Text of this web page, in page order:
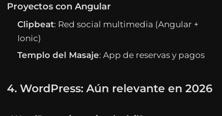
Proyectos con Angular
Clipbeat: Red social multimedia (Angular +
Ionic)
Templo del Masaje: App de reservas y pagos
4. WordPress: Aún relevante en 2026